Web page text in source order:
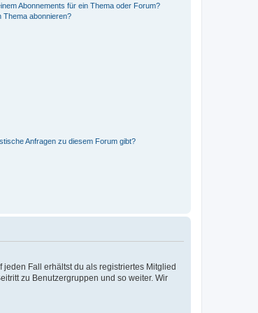
Abonnements für ein Thema oder Forum?
Thema abonnieren?
Anfragen zu diesem Forum gibt?
Fall erhältst du als registriertes Mitglied
zu Benutzergruppen und so weiter. Wir